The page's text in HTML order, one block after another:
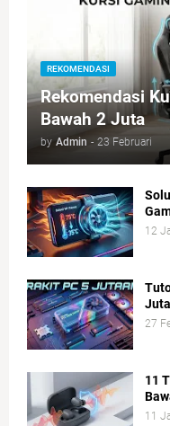
REKOMENDASI
Rekomendasi
Bawah 2 Juta
by Admin - 23 Februari
12
27
11
11